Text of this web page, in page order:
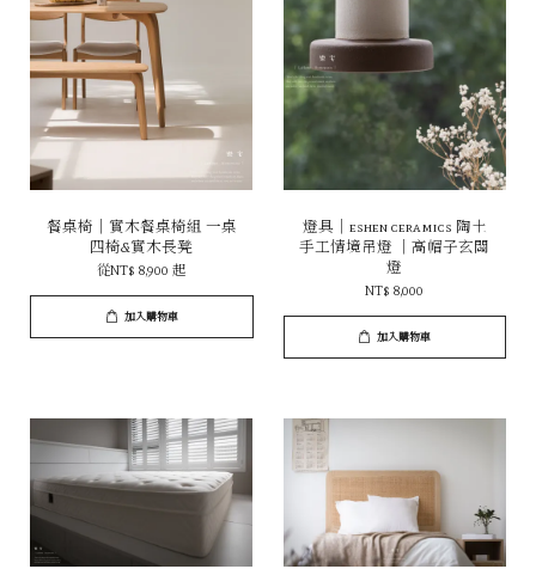
餐桌椅｜實木餐桌椅組 一桌
四椅&實木長凳
從NT$ 8,900起
加入購物車
燈具｜eshen ceramics 陶土
手工情境吊燈 ｜高帽子玄關
燈
NT$ 8,000
加入購物車